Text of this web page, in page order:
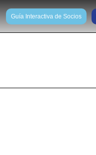
Guía Interactiva de Socios